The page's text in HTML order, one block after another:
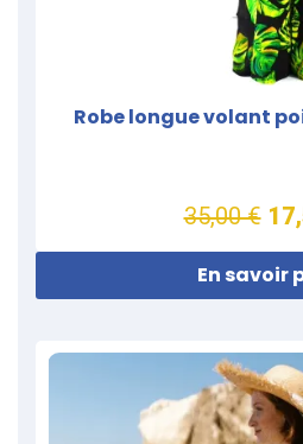
Robe longue volant
35,00 €
En savoir